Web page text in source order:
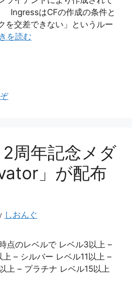
IngressはCFの作成の条件と
を交差できない」というルー
を読む
周年記念メダ
」が配布
しおんぐ
点のレベルで レベル3以上 –
– シルバー レベル11以上 –
上 – プラチナ レベル15以上